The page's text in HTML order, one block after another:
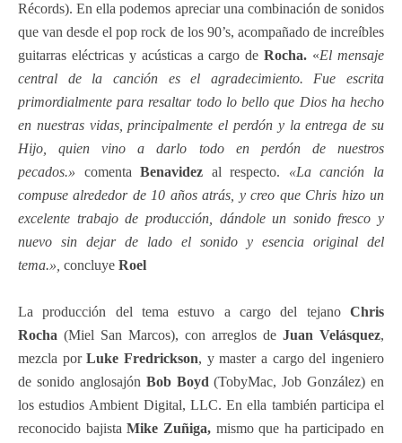
Récords). En ella podemos apreciar una combinación de sonidos
que van desde el pop rock de los 90’s, acompañado de increíbles
guitarras eléctricas y acústicas a cargo deRocha. «El mensaje
central de la canción es el agradecimiento. Fue escrita
primordialmente para resaltar todo lo bello que Dios ha hecho
en nuestras vidas, principalmente el perdón y la entrega de su
Hijo, quien vino a darlo todo en perdón de nuestros
pecados.» comentaBenavidez al respecto. «La canción la
compuse alrededor de 10 años atrás, y creo que Chris hizo un
excelente trabajo de producción, dándole un sonido fresco y
nuevo sin dejar de lado el sonido y esencia original del
tema.», concluye Roel
La producción del tema estuvo a cargo del tejano Chris
Rocha (Miel San Marcos), con arreglos de Juan Velásquez,
mezcla porLuke Fredrickson, y master a cargo del ingeniero
de sonido anglosajón Bob Boyd (TobyMac, Job González) en
los estudios Ambient Digital, LLC. En ella también participa el
reconocido bajistaMike Zuñiga,mismo que ha participado en